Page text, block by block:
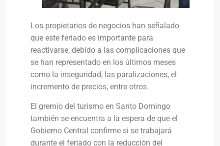
Los propietarios de negocios han señalado
que este feriado es importante para
reactivarse, debido a las complicaciones que
se han representado en los últimos meses
como la inseguridad, las paralizaciones, el
incremento de precios, entre otros.
El gremio del turismo en Santo Domingo
también se encuentra a la espera de que el
Gobierno Central confirme si se trabajará
durante el feriado con la reducción del